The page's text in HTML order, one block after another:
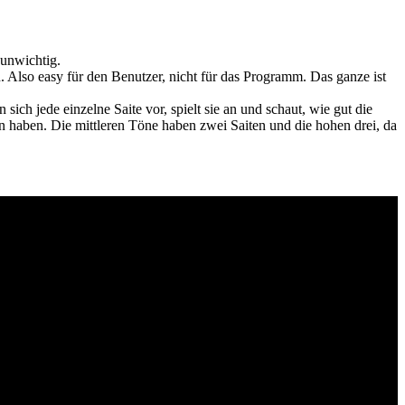
easy für den Benutzer, nicht für das Programm. Das ganze ist
jede einzelne Saite vor, spielt sie an und schaut, wie gut die
Die mittleren Töne haben zwei Saiten und die hohen drei, da